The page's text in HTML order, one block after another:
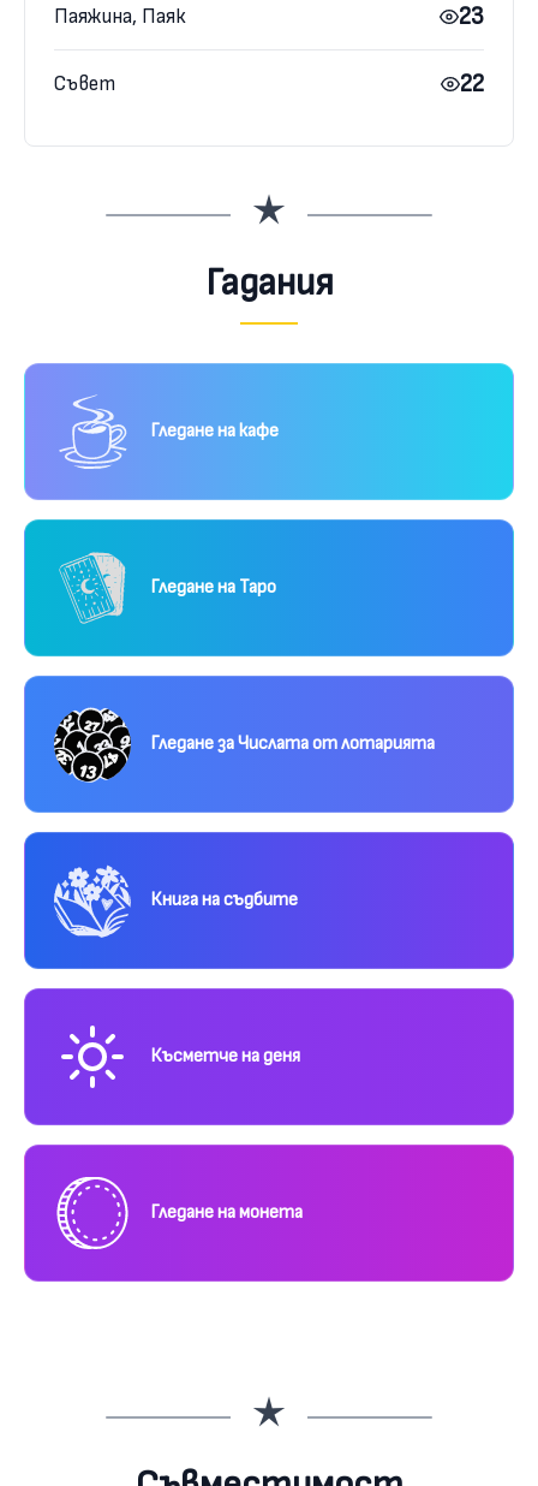
Паяжина, Паяк 23
Съвет 22
Гадания
Гледане на кафе
Гледане на Таро
Гледане за Числата от лотарията
Книга на съдбите
Късметче на деня
Гледане на монета